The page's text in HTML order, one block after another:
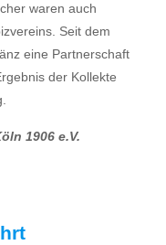
waren auch
Seit dem
eine Partnerschaft
der Kollekte
1906 e.V.